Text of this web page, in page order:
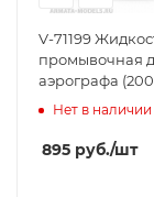
V-71199
промывочная
аэрографа
б.200 мл Vallejo
Нет в наличии
895 руб./шт